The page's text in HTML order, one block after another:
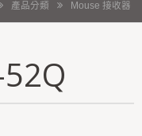
產品分類 Mouse 接收器